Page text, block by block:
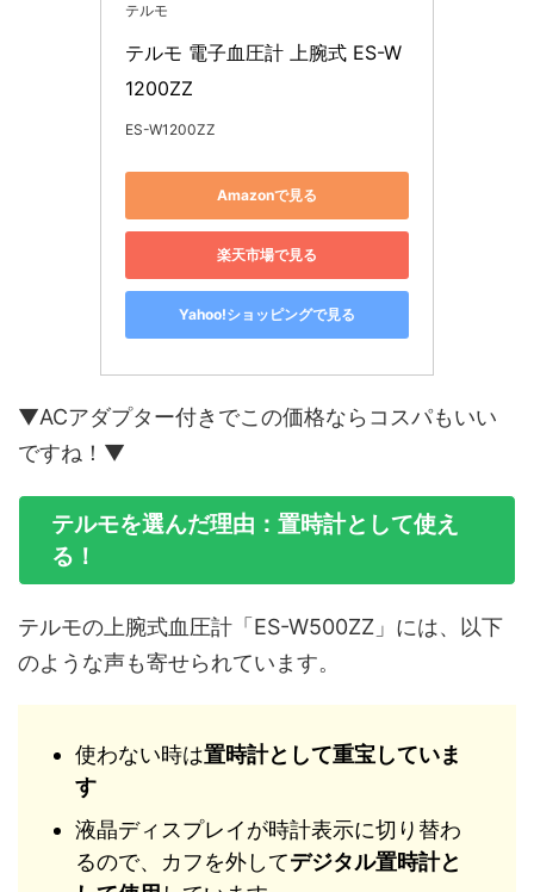
テルモ
テルモ 電子血圧計 上腕式 ES-W
1200ZZ
ES-W1200ZZ
Amazonで見る
楽天市場で見る
Yahoo!ショッピングで見る
▼ACアダプター付きでこの価格ならコスパもいい
ですね！▼
テルモを選んだ理由：置時計として使え
る！
テルモの上腕式血圧計「ES-W500ZZ」には、以下
のような声も寄せられています。
使わない時は置時計として重宝していま
す
液晶ディスプレイが時計表示に切り替わ
るので、カフを外してデジタル置時計と